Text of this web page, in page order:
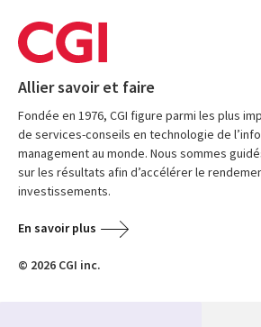
Allier savoir et faire
Fondée en 1976, CGI figure parmi les plus
de services-conseils en technologie de
management au monde. Nous sommes
sur les résultats afin d’accélérer le
investissements.
En savoir plus
© 2026 CGI inc.